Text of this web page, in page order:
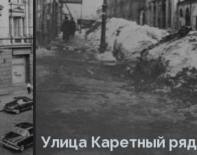
Улица Каретный ряд